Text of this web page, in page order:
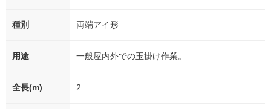
種別 両端アイ形
用途 一般屋内外での玉掛け作業。
全長(m) 2